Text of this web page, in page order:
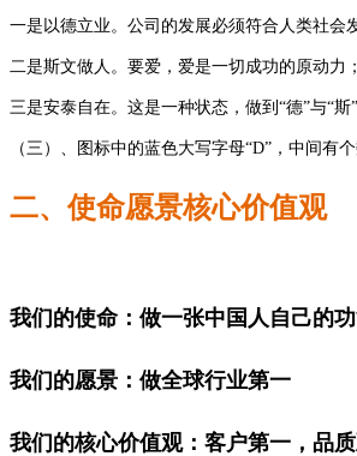
一是以德立业。公司的发展必须符合人类社
二是斯文做人。要爱，爱是一切成功的原动
三是安泰自在。这是一种状态，做到“德”与“
（三）、图标中的蓝色大写字母“D”，中间有
二、使命愿景核心价值观
我们的使命：做一张中国人自己的
我们的愿景：做全球行业第一
我们的核心价值观：客户第一，品